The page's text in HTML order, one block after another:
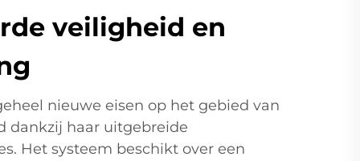
veiligheid en
nieuwe eisen op het gebied van
dankzij haar uitgebreide
Het systeem beschikt over een